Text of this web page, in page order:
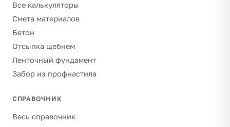
Все калькуляторы
Смета материалов
Бетон
Отсыпка щебнем
Ленточный фундамент
Забор из профнастила
СПРАВОЧНИК
Весь справочник